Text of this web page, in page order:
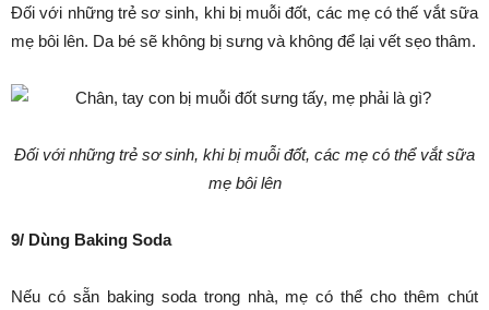
Đối với những trẻ sơ sinh, khi bị muỗi đốt, các mẹ có thế vắt sữa
mẹ bôi lên. Da bé sẽ không bị sưng và không để lại vết sẹo thâm.
Đối với những trẻ sơ sinh, khi bị muỗi đốt, các mẹ có thể vắt sữa
mẹ bôi lên
9/ Dùng Baking Soda
Nếu có sẵn baking soda trong nhà, mẹ có thể cho thêm chút